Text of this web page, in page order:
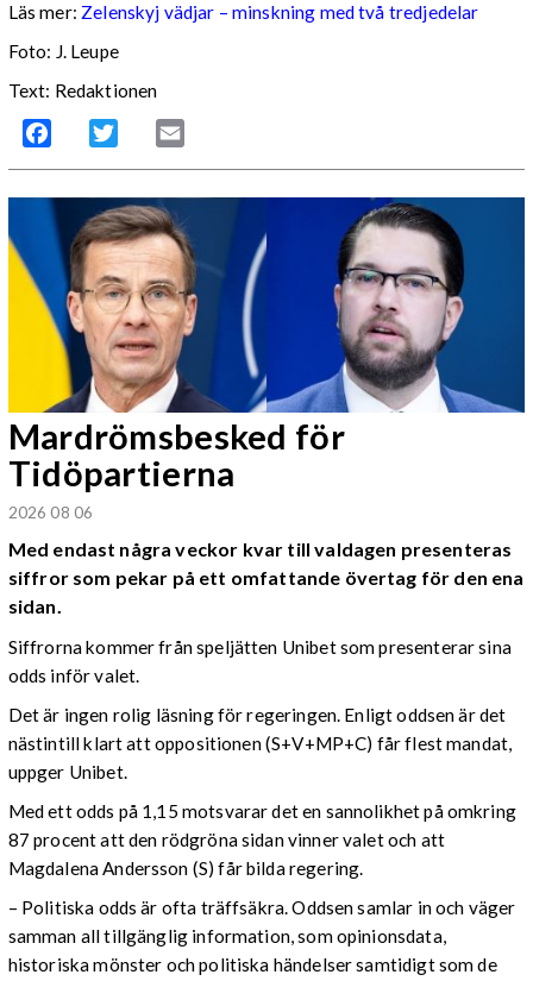
Läs mer: Zelenskyj vädjar – minskning med två tredjedelar
Foto: J. Leupe
Text: Redaktionen
Facebook Twitter
Mardrömsbesked för
Tidöpartierna
2026 08 06
Med endast några veckor kvar till valdagen presenteras
siffror som pekar på ett omfattande övertag för den ena
sidan.
Siffrorna kommer från speljätten Unibet som presenterar sina
odds inför valet.
Det är ingen rolig läsning för regeringen. Enligt oddsen är det
nästintill klart att oppositionen (S+V+MP+C) får flest mandat,
uppger Unibet.
Med ett odds på 1,15 motsvarar det en sannolikhet på omkring
87 procent att den rödgröna sidan vinner valet och att
Magdalena Andersson (S) får bilda regering.
– Politiska odds är ofta träffsäkra. Oddsen samlar in och väger
samman all tillgänglig information, som opinionsdata,
historiska mönster och politiska händelser samtidigt som de